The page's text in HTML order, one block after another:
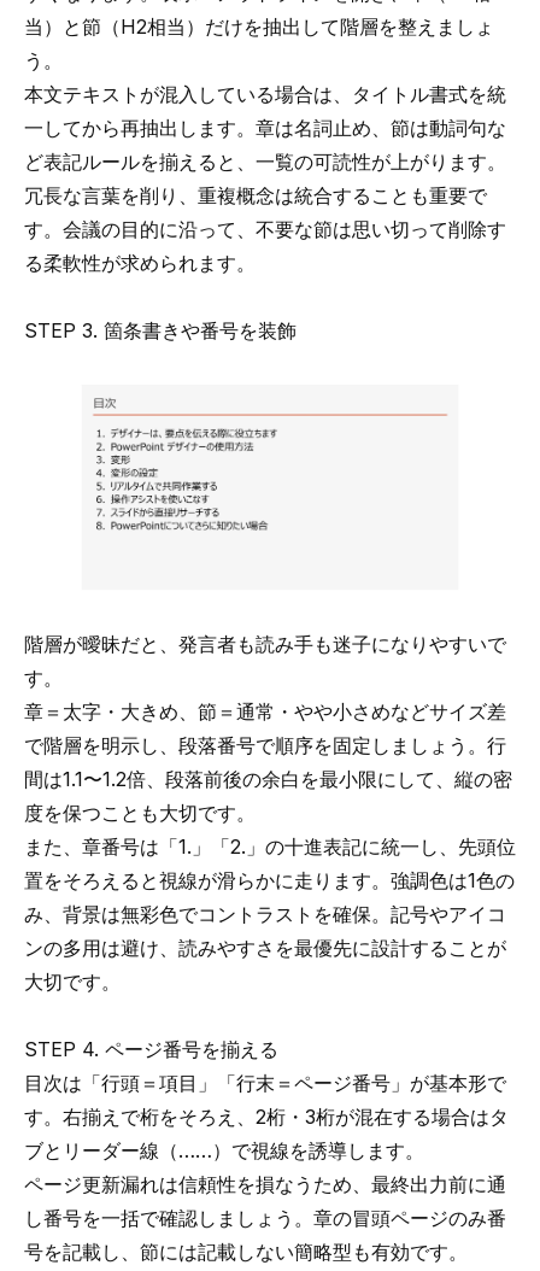
当）と節（H2相当）だけを抽出して階層を整えましょ
う。
本文テキストが混入している場合は、タイトル書式を統
一してから再抽出します。章は名詞止め、節は動詞句な
ど表記ルールを揃えると、一覧の可読性が上がります。
冗長な言葉を削り、重複概念は統合することも重要で
す。会議の目的に沿って、不要な節は思い切って削除す
る柔軟性が求められます。
STEP 3. 箇条書きや番号を装飾
階層が曖昧だと、発言者も読み手も迷子になりやすいで
す。
章＝太字・大きめ、節＝通常・やや小さめなどサイズ差
で階層を明示し、段落番号で順序を固定しましょう。行
間は1.1〜1.2倍、段落前後の余白を最小限にして、縦の密
度を保つことも大切です。
また、章番号は「1.」「2.」の十進表記に統一し、先頭位
置をそろえると視線が滑らかに走ります。強調色は1色の
み、背景は無彩色でコントラストを確保。記号やアイコ
ンの多用は避け、読みやすさを最優先に設計することが
大切です。
STEP 4. ページ番号を揃える
目次は「行頭＝項目」「行末＝ページ番号」が基本形で
す。右揃えで桁をそろえ、2桁・3桁が混在する場合はタ
ブとリーダー線（……）で視線を誘導します。
ページ更新漏れは信頼性を損なうため、最終出力前に通
し番号を一括で確認しましょう。章の冒頭ページのみ番
号を記載し、節には記載しない簡略型も有効です。